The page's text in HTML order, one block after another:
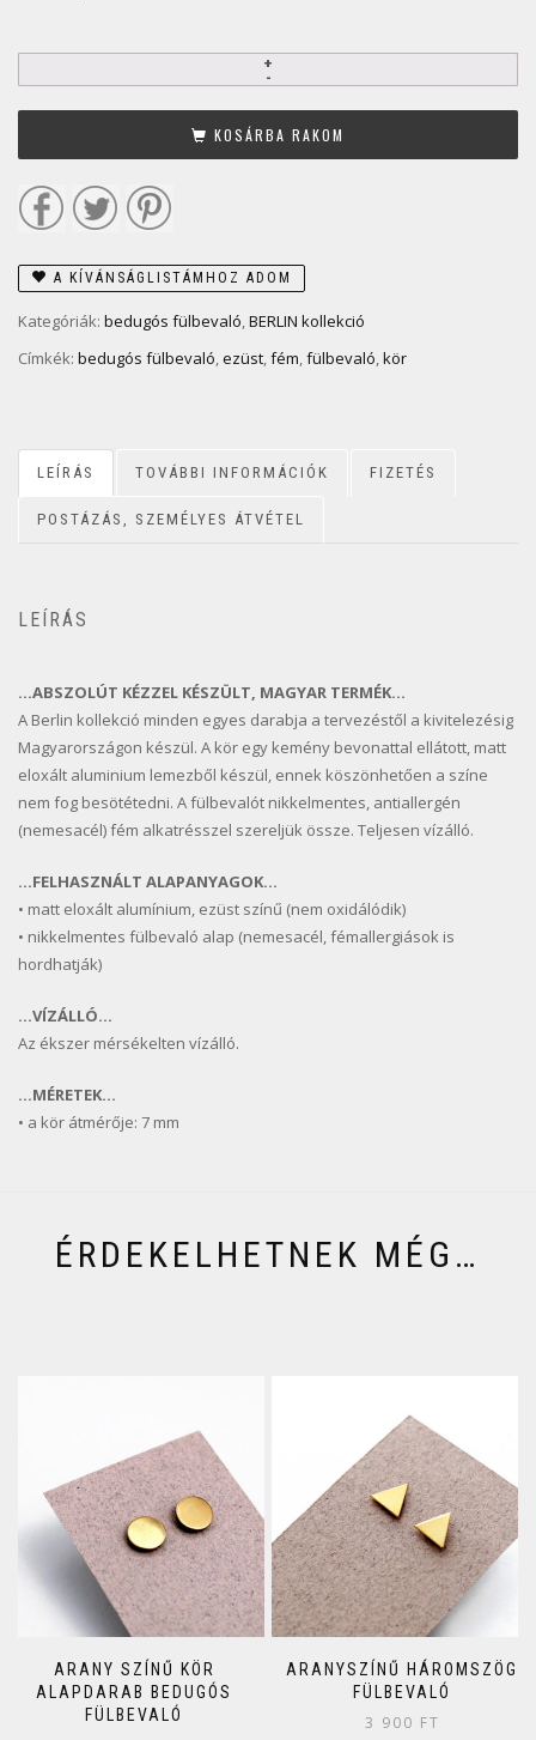
KOSÁRBA RAKOM
A KÍVÁNSÁGLISTÁMHOZ ADOM
Kategóriák: bedugós fülbevaló,BERLIN kollekció
Címkék: bedugós fülbevaló,ezüst,fém,fülbevaló,kör
LEÍRÁS TOVÁBBI INFORMÁCIÓK FIZETÉS
POSTÁZÁS, SZEMÉLYES ÁTVÉTEL
LEÍRÁS
…ABSZOLÚT KÉZZEL KÉSZÜLT, MAGYAR TERMÉK…
A Berlin kollekció minden egyes darabja a tervezéstől a kivitelezésig
Magyarországon készül. A kör egy kemény bevonattal ellátott, matt
eloxált aluminium lemezből készül, ennek köszönhetően a színe
nem fog besötétedni. A fülbevalót nikkelmentes, antiallergén
(nemesacél) fém alkatrésszel szereljük össze. Teljesen vízálló.
…FELHASZNÁLT ALAPANYAGOK…
• matt eloxált alumínium, ezüst színű (nem oxidálódik)
• nikkelmentes fülbevaló alap (nemesacél, fémallergiások is
hordhatják)
…VÍZÁLLÓ…
Az ékszer mérsékelten vízálló.
…MÉRETEK…
• a kör átmérője: 7 mm
ÉRDEKELHETNEK MÉG…
ARANY SZÍNŰ KÖR
ALAPDARAB BEDUGÓS
FÜLBEVALÓ
ARANYSZÍNŰ HÁROMSZÖG
FÜLBEVALÓ
3 900 FT